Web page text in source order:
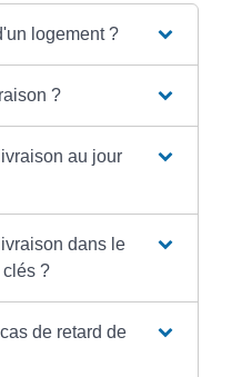
logement ?
?
au jour
dans le
?
de retard de